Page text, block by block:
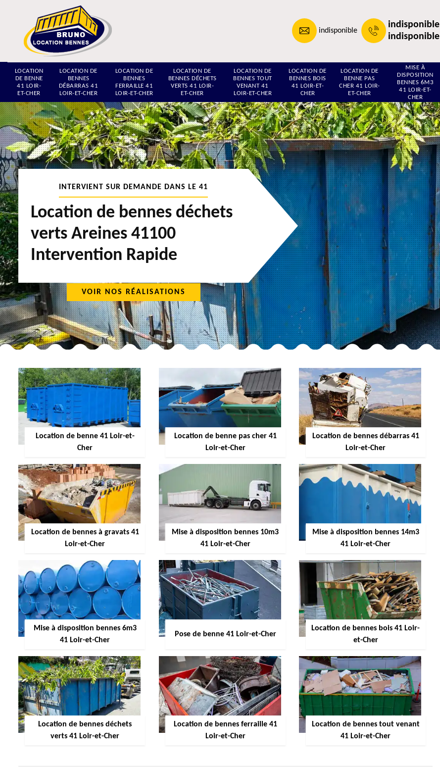
indisponible
indisponible
indisponible
LOCATION
DE BENNE
41 LOIR-
ET-CHER
LOCATION DE
BENNES
DÉBARRAS 41
LOIR-ET-CHER
LOCATION DE
BENNES
FERRAILLE 41
LOIR-ET-CHER
LOCATION DE
BENNES DÉCHETS
VERTS 41 LOIR-
ET-CHER
LOCATION DE
BENNES TOUT
VENANT 41
LOIR-ET-CHER
LOCATION DE
BENNES BOIS
41 LOIR-ET-
CHER
LOCATION DE
BENNE PAS
CHER 41 LOIR-
ET-CHER
MISE À
DISPOSITION
BENNES 6M3
41 LOIR-ET-
CHER
INTERVIENT SUR DEMANDE DANS LE 41
Location de bennes déchets
verts Areines 41100
Intervention Rapide
VOIR NOS RÉALISATIONS
Location de benne 41 Loir-et-
Cher
Location de benne pas cher 41
Loir-et-Cher
Location de bennes débarras 41
Loir-et-Cher
Location de bennes à gravats 41
Loir-et-Cher
Mise à disposition bennes 10m3
41 Loir-et-Cher
Mise à disposition bennes 14m3
41 Loir-et-Cher
Mise à disposition bennes 6m3
41 Loir-et-Cher
Pose de benne 41 Loir-et-Cher
Location de bennes bois 41 Loir-
et-Cher
Location de bennes déchets
verts 41 Loir-et-Cher
Location de bennes ferraille 41
Loir-et-Cher
Location de bennes tout venant
41 Loir-et-Cher